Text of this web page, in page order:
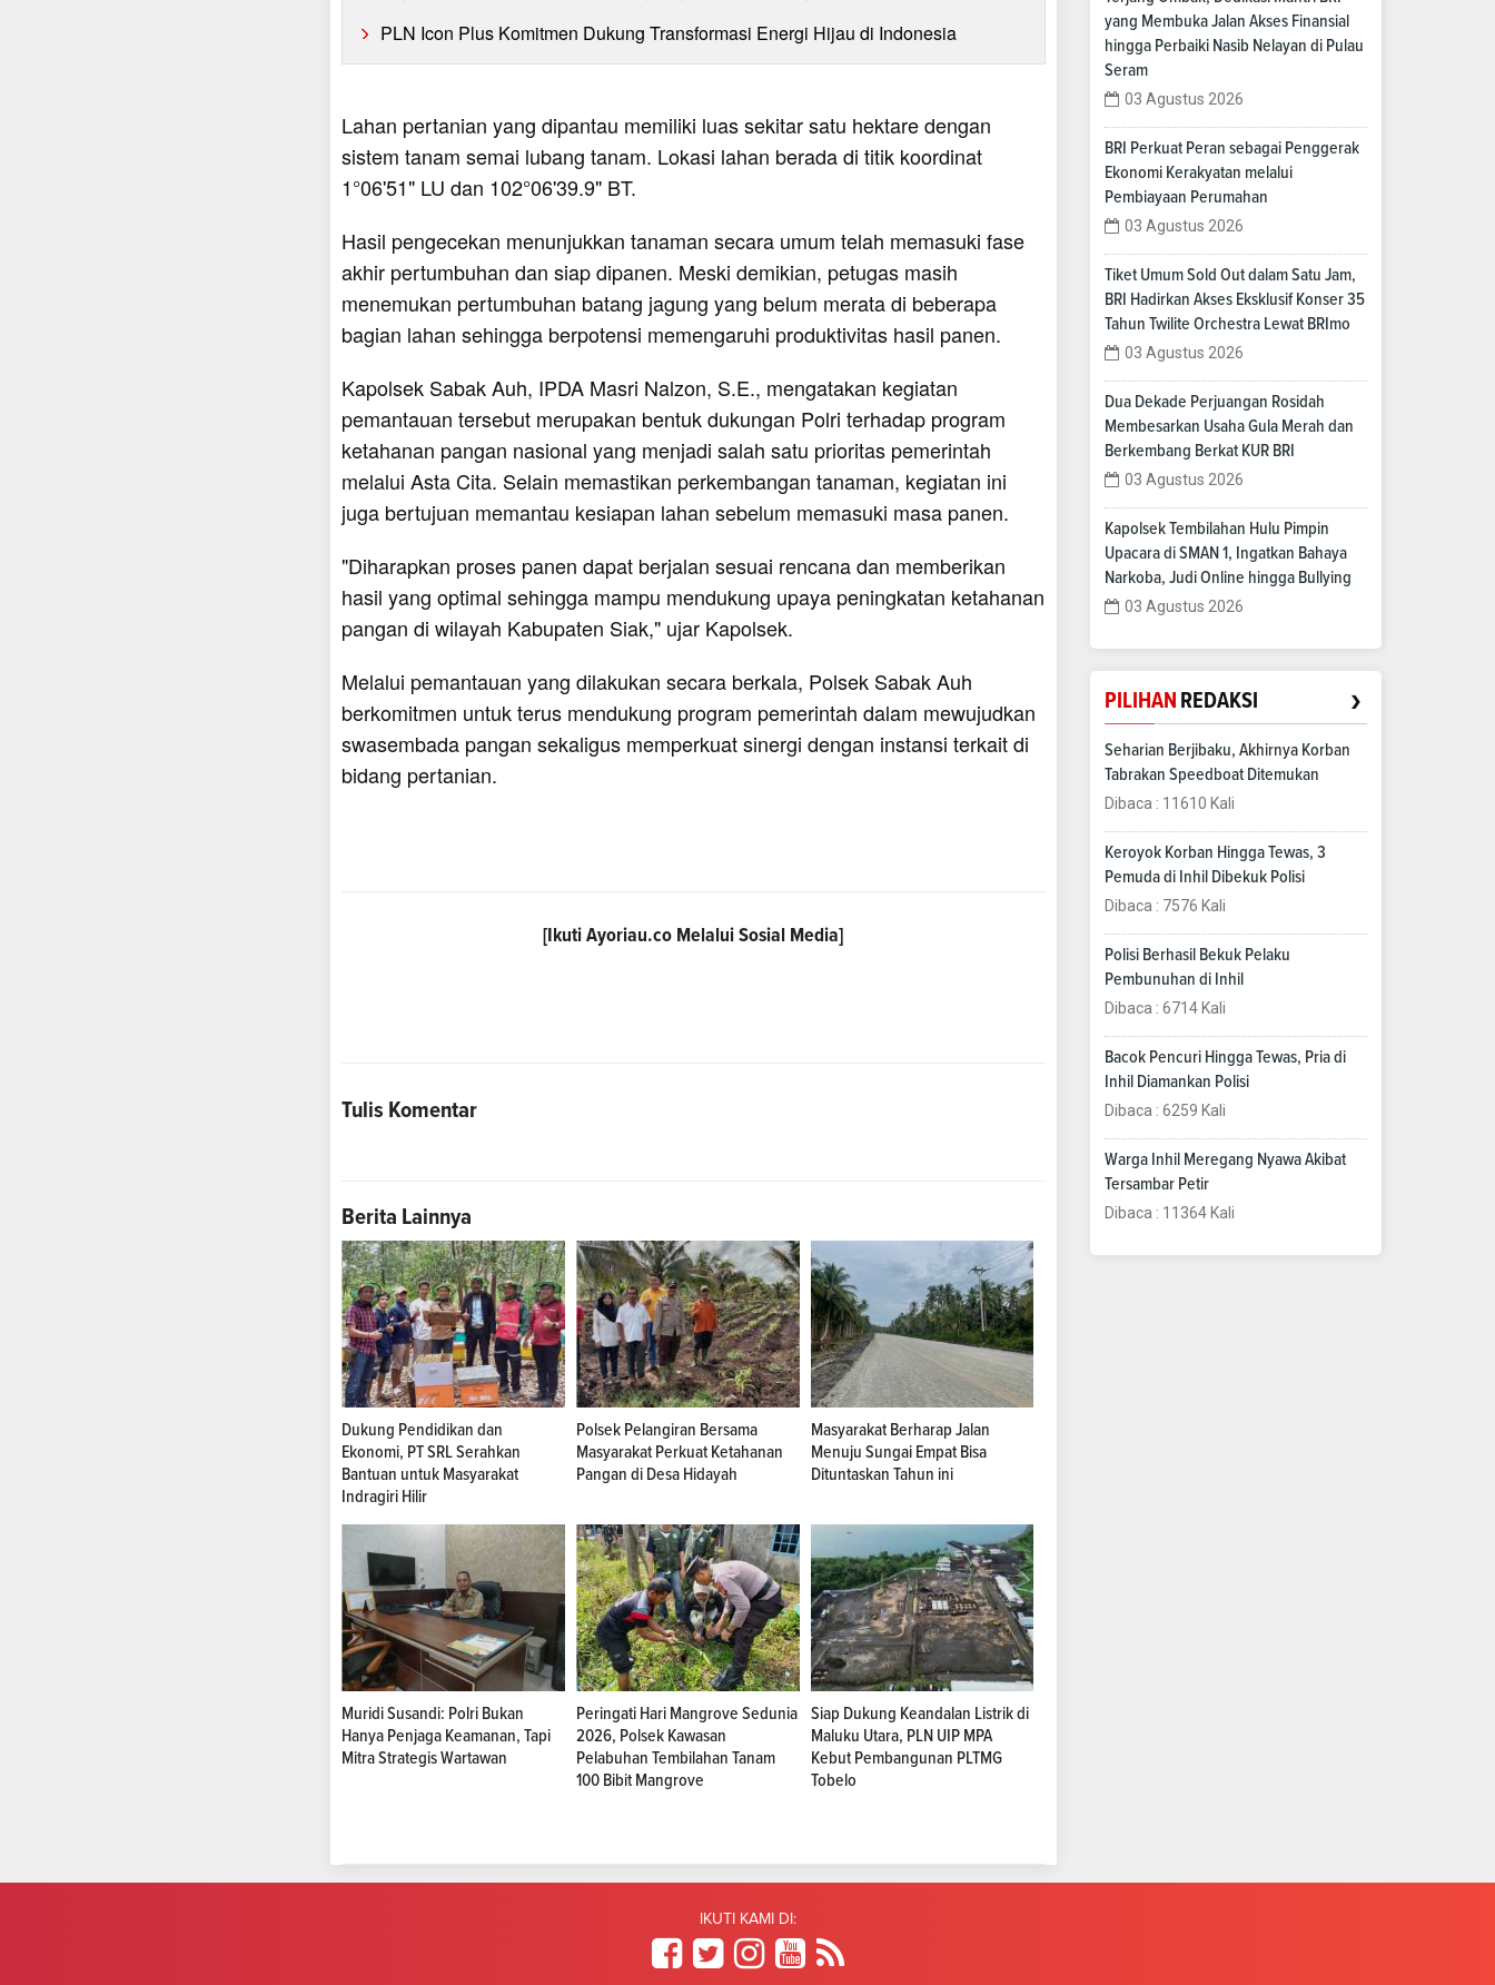
PLN Icon Plus Komitmen Dukung Transformasi Energi Hijau di Indonesia
Lahan pertanian yang dipantau memiliki luas sekitar satu hektare dengan
sistem tanam semai lubang tanam. Lokasi lahan berada di titik koordinat
1°06'51" LU dan 102°06'39.9" BT.
Hasil pengecekan menunjukkan tanaman secara umum telah memasuki fase
akhir pertumbuhan dan siap dipanen. Meski demikian, petugas masih
menemukan pertumbuhan batang jagung yang belum merata di beberapa
bagian lahan sehingga berpotensi memengaruhi produktivitas hasil panen.
Kapolsek Sabak Auh, IPDA Masri Nalzon, S.E., mengatakan kegiatan
pemantauan tersebut merupakan bentuk dukungan Polri terhadap program
ketahanan pangan nasional yang menjadi salah satu prioritas pemerintah
melalui Asta Cita. Selain memastikan perkembangan tanaman, kegiatan ini
juga bertujuan memantau kesiapan lahan sebelum memasuki masa panen.
"Diharapkan proses panen dapat berjalan sesuai rencana dan memberikan
hasil yang optimal sehingga mampu mendukung upaya peningkatan ketahanan
pangan di wilayah Kabupaten Siak," ujar Kapolsek.
Melalui pemantauan yang dilakukan secara berkala, Polsek Sabak Auh
berkomitmen untuk terus mendukung program pemerintah dalam mewujudkan
swasembada pangan sekaligus memperkuat sinergi dengan instansi terkait di
bidang pertanian.
[IkutiAyoriau.co Melalui Sosial Media]
Tulis Komentar
Berita Lainnya
Dukung Pendidikan dan
Ekonomi, PT SRL Serahkan
Bantuan untuk Masyarakat
Indragiri Hilir
Polsek Pelangiran Bersama
Masyarakat Perkuat Ketahanan
Pangan di Desa Hidayah
Masyarakat Berharap Jalan
Menuju Sungai Empat Bisa
Dituntaskan Tahun ini
Muridi Susandi: Polri Bukan
Hanya Penjaga Keamanan, Tapi
Mitra Strategis Wartawan
Peringati Hari Mangrove Sedunia
2026, Polsek Kawasan
Pelabuhan Tembilahan Tanam
100 Bibit Mangrove
Siap Dukung Keandalan Listrik di
Maluku Utara, PLN UIP MPA
Kebut Pembangunan PLTMG
Tobelo
yang Membuka Jalan Akses Finansial
hingga Perbaiki Nasib Nelayan di Pulau
Seram
03 Agustus 2026
BRI Perkuat Peran sebagai Penggerak
Ekonomi Kerakyatan melalui
Pembiayaan Perumahan
03 Agustus 2026
Tiket Umum Sold Out dalam Satu Jam,
BRI Hadirkan Akses Eksklusif Konser 35
Tahun Twilite Orchestra Lewat BRImo
03 Agustus 2026
Dua Dekade Perjuangan Rosidah
Membesarkan Usaha Gula Merah dan
Berkembang Berkat KUR BRI
03 Agustus 2026
Kapolsek Tembilahan Hulu Pimpin
Upacara di SMAN 1, Ingatkan Bahaya
Narkoba, Judi Online hingga Bullying
03 Agustus 2026
PILIHAN REDAKSI ›
Seharian Berjibaku, Akhirnya Korban
Tabrakan Speedboat Ditemukan
Dibaca : 11610 Kali
Keroyok Korban Hingga Tewas, 3
Pemuda di Inhil Dibekuk Polisi
Dibaca : 7576 Kali
Polisi Berhasil Bekuk Pelaku
Pembunuhan di Inhil
Dibaca : 6714 Kali
Bacok Pencuri Hingga Tewas, Pria di
Inhil Diamankan Polisi
Dibaca : 6259 Kali
Warga Inhil Meregang Nyawa Akibat
Tersambar Petir
Dibaca : 11364 Kali
IKUTI KAMI DI: